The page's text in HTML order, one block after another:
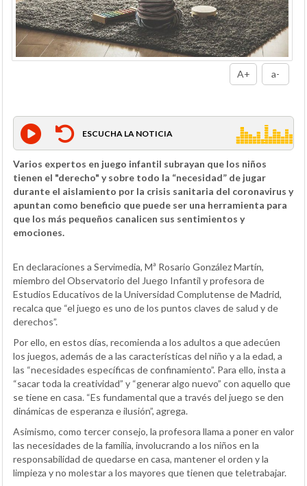
A+ a-
ESCUCHA LA NOTICIA
Varios expertos en juego infantil subrayan que los niños
tienen el "derecho" y sobre todo la “necesidad” de jugar
durante el aislamiento por la crisis sanitaria del coronavirus y
apuntan como beneficio que puede ser una herramienta para
que los más pequeños canalicen sus sentimientos y
emociones.
En declaraciones a Servimedia, Mª Rosario González Martín,
miembro del Observatorio del Juego Infantil y profesora de
Estudios Educativos de la Universidad Complutense de Madrid,
recalca que “el juego es uno de los puntos claves de salud y de
derechos”.
Por ello, en estos días, recomienda a los adultos a que adecúen
los juegos, además de a las características del niño y a la edad, a
las “necesidades específicas de confinamiento”. Para ello, insta a
“sacar toda la creatividad” y “generar algo nuevo” con aquello que
se tiene en casa. “Es fundamental que a través del juego se den
dinámicas de esperanza e ilusión”, agrega.
Asimismo, como tercer consejo, la profesora llama a poner en valor
las necesidades de la familia, involucrando a los niños en la
responsabilidad de quedarse en casa, mantener el orden y la
limpieza y no molestar a los mayores que tienen que teletrabajar.